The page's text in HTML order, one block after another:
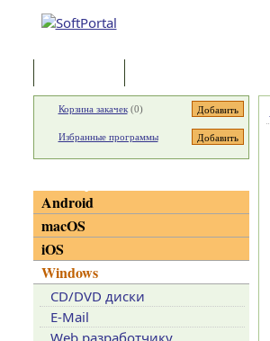
Корзина закачек(0)
Избранные программы
Android
macOS
iOS
Windows
CD/DVD диски
E-Mail
Web разработчику